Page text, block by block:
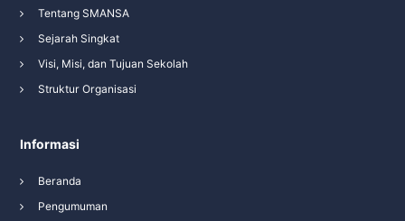
Tentang SMANSA
Sejarah Singkat
Visi, Misi, dan Tujuan Sekolah
Struktur Organisasi
Informasi
Beranda
Pengumuman